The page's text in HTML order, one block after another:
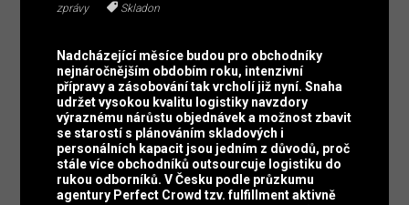
zprávy
Skladon
Nadcházející měsíce budou pro obchodníky
nejnáročnějším obdobím roku, intenzivní
přípravy a zásobování tak vrcholí již nyní. Snaha
udržet vysokou kvalitu logistiky navzdory
výraznému nárůstu objednávek a možnost zbavit
se starostí s plánováním skladových i
personálních kapacit jsou jedním z důvodů, proč
stále více obchodníků outsourcuje logistiku do
rukou odborníků. V Česku podle průzkumu
agentury Perfect Crowd tzv. fulfillment aktivně